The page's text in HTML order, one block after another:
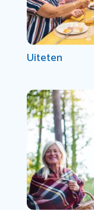
Uiteten